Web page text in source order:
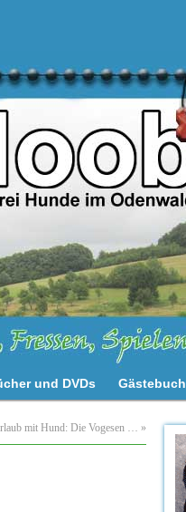
und DVDs Gästebuch
mit Hund: Die Vogesen … »